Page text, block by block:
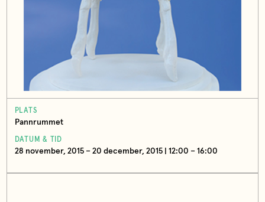
PLATS
Pannrummet
DATUM & TID
28 november, 2015 – 20 december, 2015 | 12:00 – 16:00